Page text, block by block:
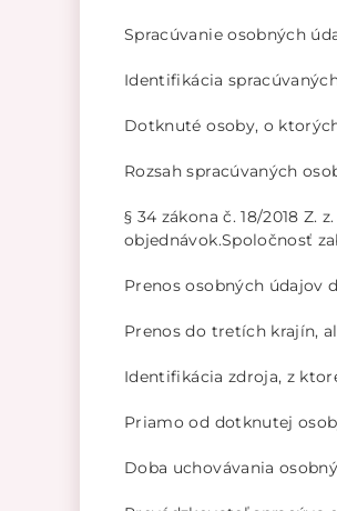
Spracúvanie osobných
Identifikácia
Dotknuté osoby, o
Rozsah spracúvaných
§ 34 zákona č. 18/2018
objednávok.Spoločnosť
Prenos osobných údajov
Prenos do tretích krajín,
Identifikácia zdroja, z
Priamo od dotknutej
Doba uchovávania